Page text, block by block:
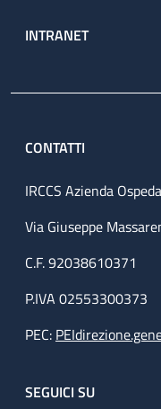
INTRANET
CONTATTI
IRCCS Azienda
Via Giuseppe
C.F. 92038610371
P.IVA 02553300373
PEC:
SEGUICI SU